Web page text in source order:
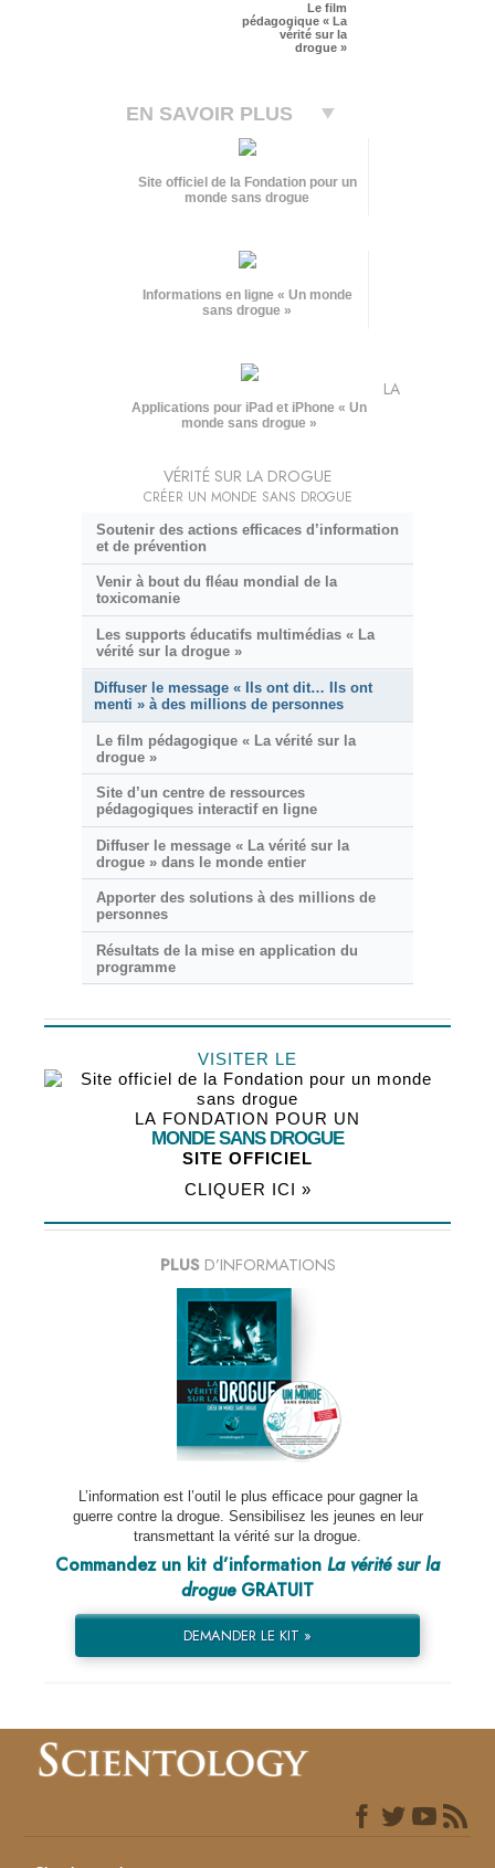
Le film
pédagogique « La
vérité sur la
drogue »
EN SAVOIR PLUS
Site officiel de la Fondation pour un
monde sans drogue
Informations en ligne « Un monde
sans drogue »
Applications pour iPad et iPhone « Un
monde sans drogue »
LA
VÉRITÉ SUR LA DROGUE
CRÉER UN MONDE SANS DROGUE
Soutenir des actions efficaces d’information
et de prévention
Venir à bout du fléau mondial de la
toxicomanie
Les supports éducatifs multimédias « La
vérité sur la drogue »
Diffuser le message « Ils ont dit… Ils ont
menti » à des millions de personnes
Le film pédagogique « La vérité sur la
drogue »
Site d’un centre de ressources
pédagogiques interactif en ligne
Diffuser le message « La vérité sur la
drogue » dans le monde entier
Apporter des solutions à des millions de
personnes
Résultats de la mise en application du
programme
VISITER LE
LA FONDATION POUR UN
MONDE SANS DROGUE
SITE OFFICIEL
CLIQUER ICI »
PLUS D’INFORMATIONS
L’information est l’outil le plus efficace pour gagner la
guerre contre la drogue. Sensibilisez les jeunes en leur
transmettant la vérité sur la drogue.
Commandez un kit d’information La vérité sur la
drogueGRATUIT
DEMANDER LE KIT »